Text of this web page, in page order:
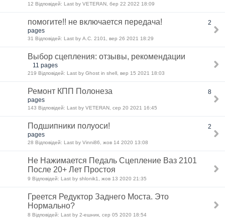
12 Відповідей: Last by VETERAN, бер 22 2022 18:09
помогите!! не включается передача!
2
pages
31 Відповідей: Last by А.С. 2101, вер 26 2021 18:29
Выбор сцепления: отзывы, рекомендации
11 pages
219 Відповідей: Last by Ghost in shell, вер 15 2021 18:03
Ремонт КПП Полонеза
8
pages
143 Відповідей: Last by VETERAN, сер 20 2021 16:45
Подшипники полуоси!
2
pages
28 Відповідей: Last by Vinni86, жов 14 2020 13:08
Не Нажимается Педаль Сцепление Ваз 2101
После 20+ Лет Простоя
9 Відповідей: Last by shlonik1, жов 13 2020 21:35
Греется Редуктор Заднего Моста. Это
Нормально?
8 Відповідей: Last by 2-ешник, сер 05 2020 18:54